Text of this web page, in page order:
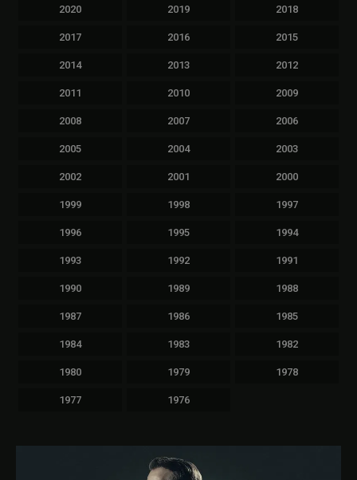
2020 2019 2018
2017 2016 2015
2014 2013 2012
2011 2010 2009
2008 2007 2006
2005 2004 2003
2002 2001 2000
1999 1998 1997
1996 1995 1994
1993 1992 1991
1990 1989 1988
1987 1986 1985
1984 1983 1982
1980 1979 1978
1977 1976